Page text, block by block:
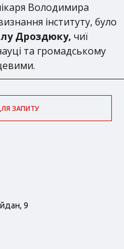
Володимира
інституту, було
Дроздюку, чиї
та громадському
ЗАПИТУ
9